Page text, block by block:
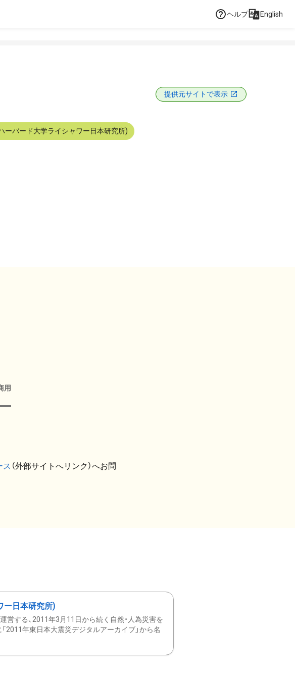
ヘルプ English
提供元サイトで表示
ーバード大学ライシャワー日本研究所)
用
ス （外部サイトへリンク）へお問
ー日本研究所)
営する、2011年3月11日から続く自然・人為災害を
2011年東日本大震災デジタルアーカイブ」から名